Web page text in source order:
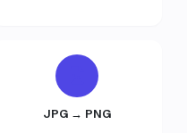
JPG → PNG